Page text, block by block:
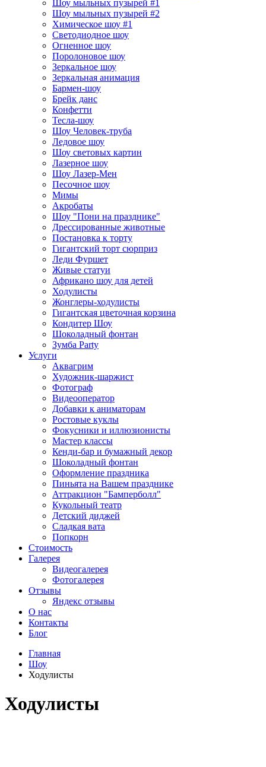
Шоу мыльных пузырей #1
Шоу мыльных пузырей #2
Химическое шоу #1
Светодиодное шоу
Огненное шоу
Поролоновое шоу
Зеркальное шоу
Зеркальная анимация
Бармен-шоу
Брейк данс
Конфетти
Тесла-шоу
Шоу Человек-труба
Ледовое шоу
Шоу световых картин
Лазерное шоу
Шоу Лазер-Мен
Песочное шоу
Мимы
Акробаты
Шоу "Пони на празднике"
Дрессированные животные
Постановка к торту
Гигантский торт сюрприз
Леди Фуршет
Живые статуи
Африкано шоу для детей
Ходулисты
Жонглеры-ходулисты
Гигантская цветочная корзина
Кондитер Шоу
Шоколадный фонтан
Зумба Party
Услуги
Аквагрим
Художник-шаржист
Фотограф
Видеооператор
Добавки к аниматорам
Ростовые куклы
Фокусники и иллюзионисты
Мастер классы
Кенди-бар и бумажный декор
Шоколадный фонтан
Оформление праздника
Пиньята на Вашем празднике
Аттракцион "Бамперболл"
Кукольный театр
Детский диджей
Сладкая вата
Попкорн
Стоимость
Галерея
Видеогалерея
Фотогалерея
Отзывы
Яндекс отзывы
О нас
Контакты
Блог
Главная
Шоу
Ходулисты
Ходулисты